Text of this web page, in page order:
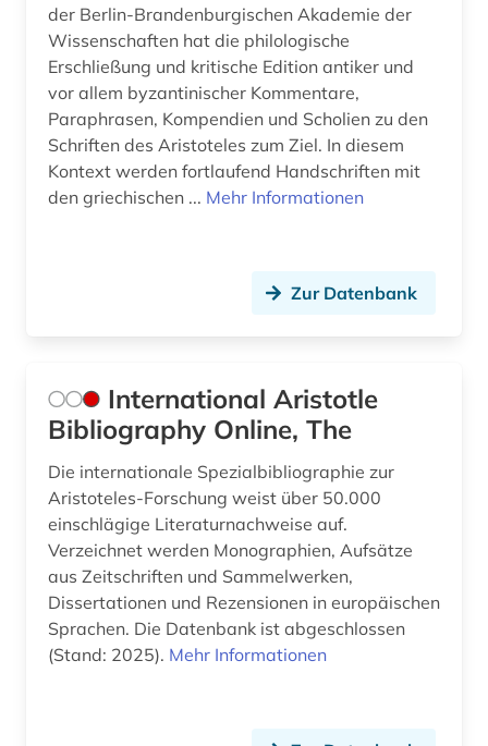
der Berlin-Brandenburgischen Akademie der
Wissenschaften hat die philologische
Erschließung und kritische Edition antiker und
vor allem byzantinischer Kommentare,
Paraphrasen, Kompendien und Scholien zu den
Schriften des Aristoteles zum Ziel. In diesem
Kontext werden fortlaufend Handschriften mit
den griechischen ... Mehr Informationen
Zur Datenbank
International Aristotle
Bibliography Online, The
Die internationale Spezialbibliographie zur
Aristoteles-Forschung weist über 50.000
einschlägige Literaturnachweise auf.
Verzeichnet werden Monographien, Aufsätze
aus Zeitschriften und Sammelwerken,
Dissertationen und Rezensionen in europäischen
Sprachen. Die Datenbank ist abgeschlossen
(Stand: 2025). Mehr Informationen